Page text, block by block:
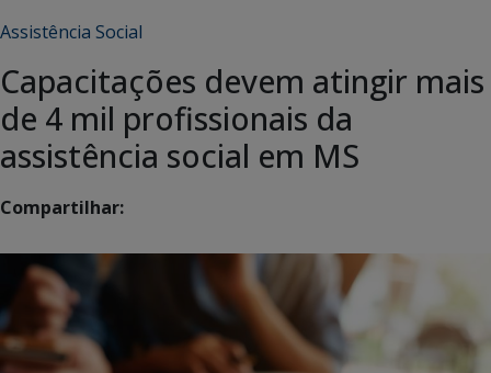
Assistência Social
Capacitações devem atingir mais
de 4 mil profissionais da
assistência social em MS
Compartilhar: